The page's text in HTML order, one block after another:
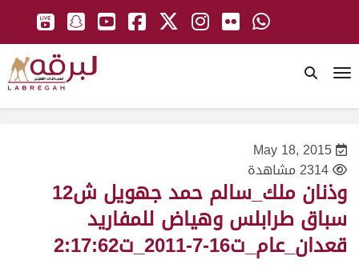
May 18, 2015
2314 مشاهدة
وذنان ملك_سالم حمد جهويل ش12
سباق طرابلس وهياض للمفاريد
قعدان_عام_ت16-7-2011_ت2:17:62